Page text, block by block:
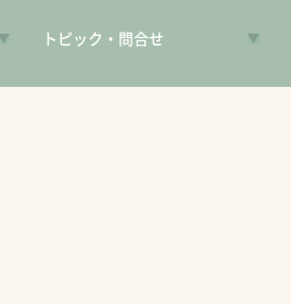
トピック・問合せ
お知らせ